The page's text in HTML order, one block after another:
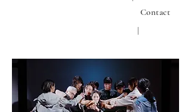
Contact
|